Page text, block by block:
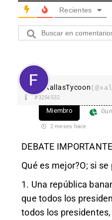
Recientes
XallasTycoon
#3256532
Miembro
2 meses hace
DEBATE IMPORTANTE
Qué es mejor?O; si
1. Una república
que todos los
todos los